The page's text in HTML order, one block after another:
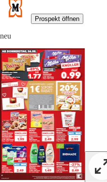
Prospekt öffnen
neu